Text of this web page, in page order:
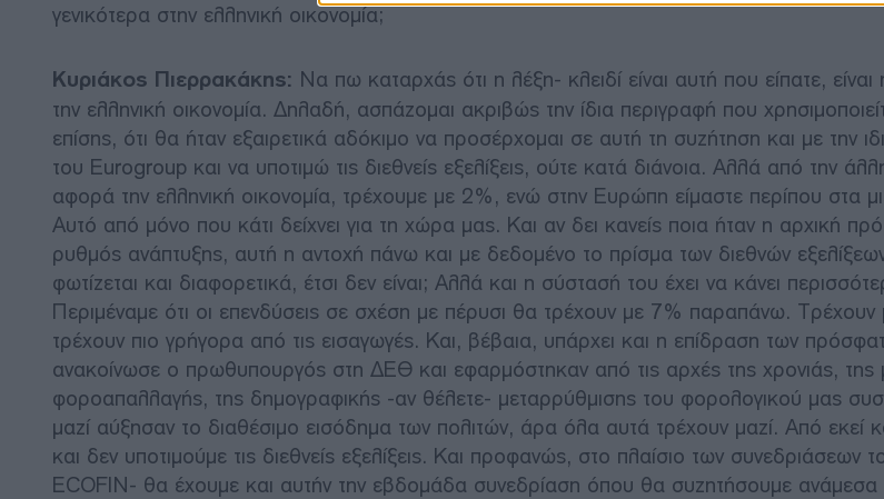
γενικότερα στην ελληνική οικονομία;
Κυριάκος Πιερρακάκης: Να πω καταρχάς ότι η λέξη- κλειδί είναι αυτή που είπατε, είναι
την ελληνική οικονομία. Δηλαδή, ασπάζομαι ακριβώς την ίδια περιγραφή που
επίσης, ότι θα ήταν εξαιρετικά αδόκιμο να προσέρχομαι σε αυτή τη συζήτηση και με την
του Eurogroup και να υποτιμώ τις διεθνείς εξελίξεις, ούτε κατά διάνοια. Αλλά από την
αφορά την ελληνική οικονομία, τρέχουμε με 2%, ενώ στην Ευρώπη είμαστε περίπου στα
Αυτό από μόνο που κάτι δείχνει για τη χώρα μας. Και αν δει κανείς ποια ήταν η αρχική
ρυθμός ανάπτυξης, αυτή η αντοχή πάνω και με δεδομένο το πρίσμα των διεθνών εξελίξεων
φωτίζεται και διαφορετικά, έτσι δεν είναι; Αλλά και η σύστασή του έχει να κάνει
Περιμέναμε ότι οι επενδύσεις σε σχέση με πέρυσι θα τρέχουν με 7% παραπάνω.
τρέχουν πιο γρήγορα από τις εισαγωγές. Και, βέβαια, υπάρχει και η επίδραση των
ανακοίνωσε ο πρωθυπουργός στη ΔΕΘ και εφαρμόστηκαν από τις αρχές της χρονιάς, της
φοροαπαλλαγής, της δημογραφικής -αν θέλετε- μεταρρύθμισης του φορολογικού μας
μαζί αύξησαν το διαθέσιμο εισόδημα των πολιτών, άρα όλα αυτά τρέχουν μαζί. Από εκεί
και δεν υποτιμούμε τις διεθνείς εξελίξεις. Και προφανώς, στο πλαίσιο των συνεδριάσεων
ECOFIN- θα έχουμε και αυτήν την εβδομάδα συνεδρίαση όπου θα συζητήσουμε ανάμεσα